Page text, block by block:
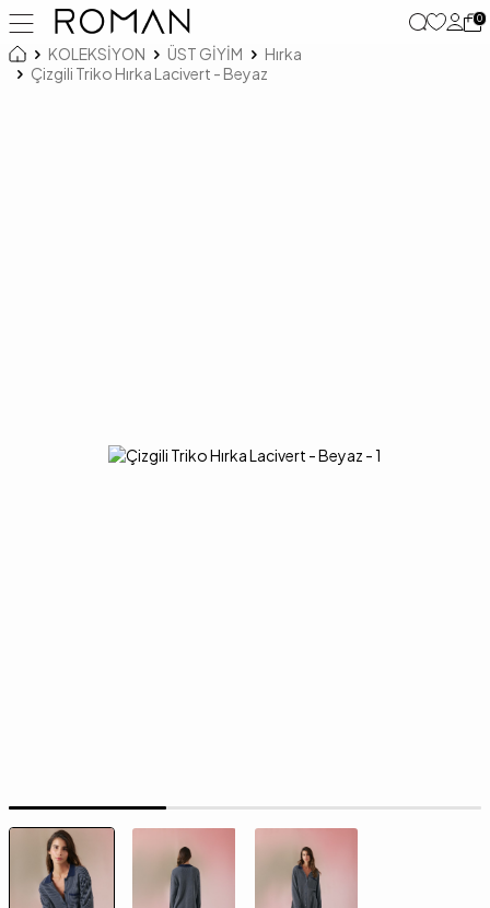
0
KOLEKSİYON ÜST GİYİM
Hırka
Çizgili Triko Hırka Lacivert - Beyaz